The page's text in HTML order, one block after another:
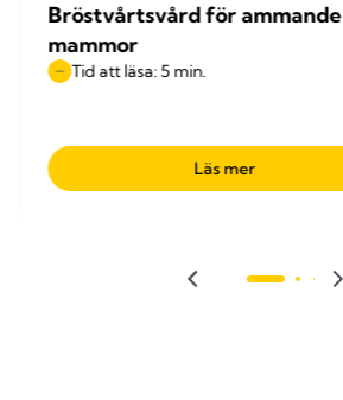
Bröstvårtsvård för ammande
mammor
Tid att läsa: 5 min.
Läs mer